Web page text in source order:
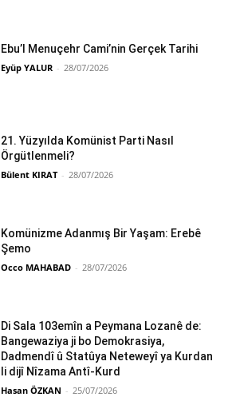
Ebu’l Menuçehr Cami’nin Gerçek Tarihi
Eyüp YALUR - 28/07/2026
21. Yüzyılda Komünist Parti Nasıl
Örgütlenmeli?
Bülent KIRAT - 28/07/2026
Komünizme Adanmış Bir Yaşam: Erebê
Şemo
Occo MAHABAD - 28/07/2026
Di Sala 103emîn a Peymana Lozanê de:
Bangewaziya ji bo Demokrasiya,
Dadmendî û Statûya Neteweyî ya Kurdan
li dijî Nîzama Antî-Kurd
Hasan ÖZKAN - 25/07/2026